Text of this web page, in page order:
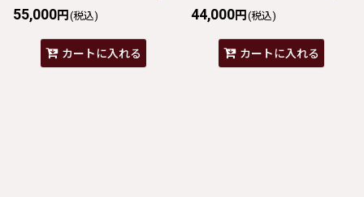
55,000円 (税込)
カートに入れる
44,000円 (税込)
カートに入れる